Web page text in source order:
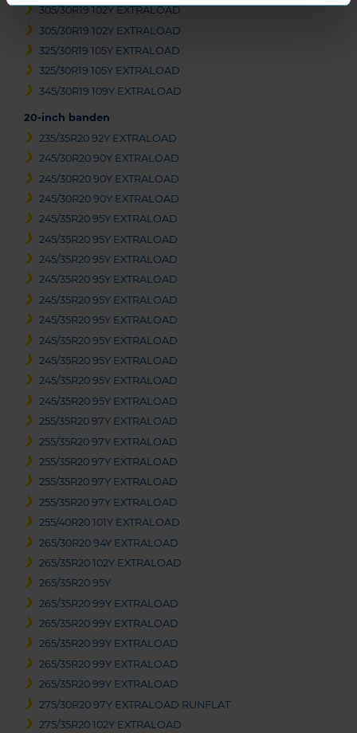
305/30R19 102Y EXTRALOAD
305/30R19 102Y EXTRALOAD
325/30R19 105Y EXTRALOAD
325/30R19 105Y EXTRALOAD
345/30R19 109Y EXTRALOAD
20-inch banden
235/35R20 92Y EXTRALOAD
245/30R20 90Y EXTRALOAD
245/30R20 90Y EXTRALOAD
245/30R20 90Y EXTRALOAD
245/35R20 95Y EXTRALOAD
245/35R20 95Y EXTRALOAD
245/35R20 95Y EXTRALOAD
245/35R20 95Y EXTRALOAD
245/35R20 95Y EXTRALOAD
245/35R20 95Y EXTRALOAD
245/35R20 95Y EXTRALOAD
245/35R20 95Y EXTRALOAD
245/35R20 95Y EXTRALOAD
245/35R20 95Y EXTRALOAD
255/35R20 97Y EXTRALOAD
255/35R20 97Y EXTRALOAD
255/35R20 97Y EXTRALOAD
255/35R20 97Y EXTRALOAD
255/35R20 97Y EXTRALOAD
255/40R20 101Y EXTRALOAD
265/30R20 94Y EXTRALOAD
265/35R20 102Y EXTRALOAD
265/35R20 95Y
265/35R20 99Y EXTRALOAD
265/35R20 99Y EXTRALOAD
265/35R20 99Y EXTRALOAD
265/35R20 99Y EXTRALOAD
265/35R20 99Y EXTRALOAD
275/30R20 97Y EXTRALOAD RUNFLAT
275/35R20 102Y EXTRALOAD